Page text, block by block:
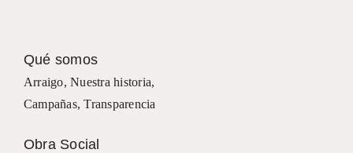
Qué somos
Arraigo,Nuestra historia,
Campañas, Transparencia
Obra Social